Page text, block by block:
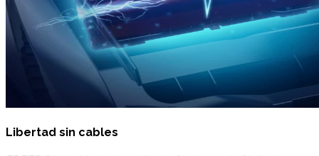
Libertad sin cables